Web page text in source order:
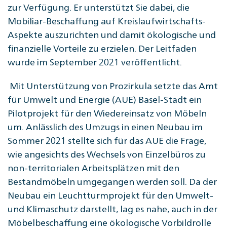
zur Verfügung. Er unterstützt Sie dabei, die
Mobiliar-Beschaffung auf Kreislaufwirtschafts-
Aspekte auszurichten und damit ökologische und
finanzielle Vorteile zu erzielen. Der Leitfaden
wurde im September 2021 veröffentlicht.
Mit Unterstützung von Prozirkula setzte das Amt
für Umwelt und Energie (AUE) Basel-Stadt ein
Pilotprojekt für den Wiedereinsatz von Möbeln
um. Anlässlich des Umzugs in einen Neubau im
Sommer 2021 stellte sich für das AUE die Frage,
wie angesichts des Wechsels von Einzelbüros zu
non-territorialen Arbeitsplätzen mit den
Bestandmöbeln umgegangen werden soll. Da der
Neubau ein Leuchtturmprojekt für den Umwelt-
und Klimaschutz darstellt, lag es nahe, auch in der
Möbelbeschaffung eine ökologische Vorbildrolle